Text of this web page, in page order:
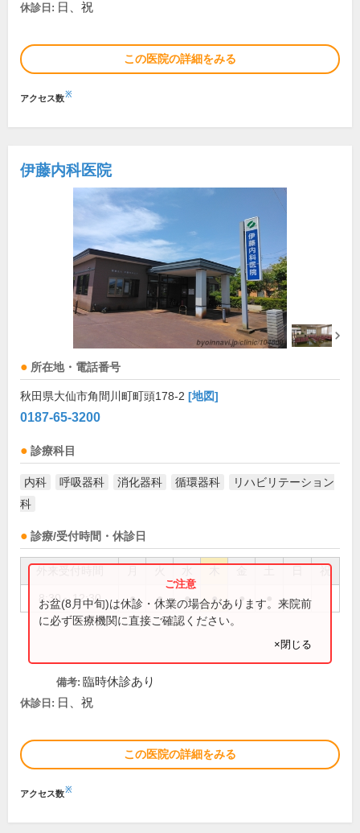
休診日: 日、祝
この医院の詳細をみる
アクセス数※
伊藤内科医院
所在地・電話番号
秋田県大仙市角間川町町頭178-2 [地図]
0187-65-3200
診療科目
内科 呼吸器科 消化器科 循環器科
リハビリテーション
科
診療/受付時間・休診日
祝
8:30～12:30 ● ● ● ● ●
お盆(8月中旬)は休診・休業の場合があります。来院前
に必ず医療機関に直接ご確認ください。
×閉じる
備考: 臨時休診あり
休診日: 日、祝
この医院の詳細をみる
アクセス数※